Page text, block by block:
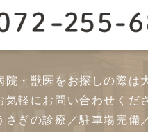
院・獣医をお探しの際は
気軽にお問い合わせくだ
さぎの診療／駐車場完備